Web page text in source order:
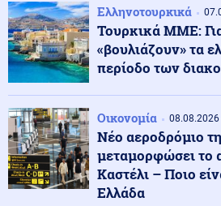
08.08.2026 - 18:44
Παραδόθηκαν στον αλβανικό
τεθωρακισμένα που
Κοινωνία 08.08.2026 - 18:36
Θερινές εκπτώσεις:
ηλεκτρονικό εμπόριο
Ελληνοτουρκικά
Τουρκικά ΜΜΕ:
«βουλιάζουν» τα
περίοδο των
Οικονομία 08.08.2026
Νέο αεροδρόμιο
μεταμορφώσει το
Καστέλι – Ποιο
Ελλάδα